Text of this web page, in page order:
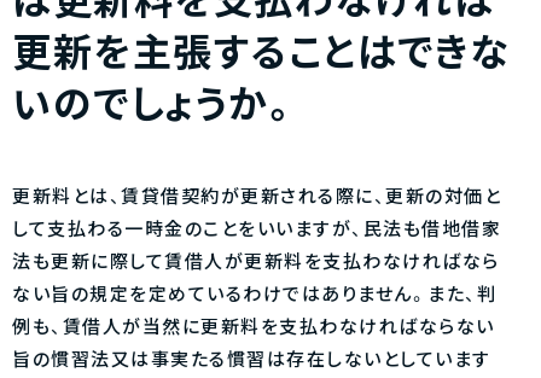
更新を主張することはできな
いのでしょうか。
更新料とは、賃貸借契約が更新される際に、更新の対価と
して支払わる一時金のことをいいますが、民法も借地借家
法も更新に際して賃借人が更新料を支払わなければなら
ない旨の規定を定めているわけではありません。また、判
例も、賃借人が当然に更新料を支払わなければならない
旨の慣習法又は事実たる慣習は存在しないとしています